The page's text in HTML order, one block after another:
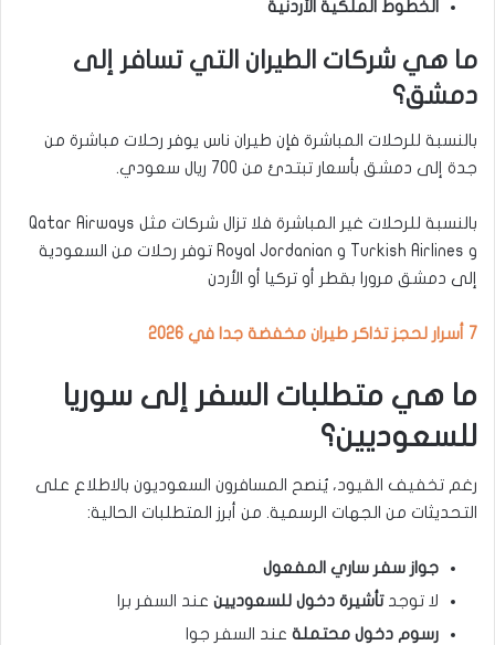
الخطوط الملكية الأردنية
ما هي شركات الطيران التي تسافر إلى
دمشق؟
بالنسبة للرحلات المباشرة فإن طيران ناس يوفر رحلات مباشرة من
جدة إلى دمشق بأسعار تبتدئ من 700 ريال سعودي.
بالنسبة للرحلات غير المباشرة فلا تزال شركات مثل Qatar Airways
و Turkish Airlines و Royal Jordanian توفر رحلات من السعودية
إلى دمشق مرورا بقطر أو تركيا أو الأردن
7 أسرار لحجز تذاكر طيران مخفضة جدا في 2026
ما هي متطلبات السفر إلى سوريا
للسعوديين؟
رغم تخفيف القيود، يُنصح المسافرون السعوديون بالاطلاع على
التحديثات من الجهات الرسمية. من أبرز المتطلبات الحالية:
جواز سفر ساري المفعول
لا توجدتأشيرة دخول للسعوديين عند السفر برا
رسوم دخول محتملة عند السفر جوا